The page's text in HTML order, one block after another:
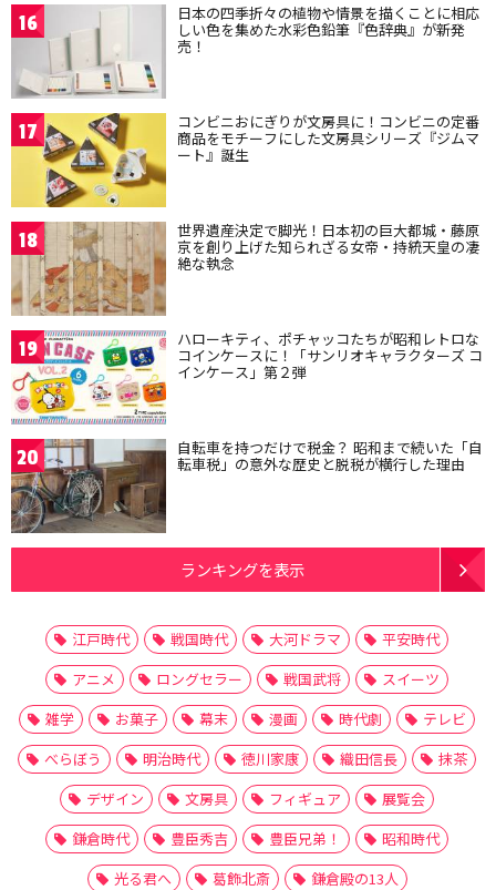
16 日本の四季折々の植物や情景を描くことに相応
しい色を集めた水彩色鉛筆『色辞典』が新発
売！
17 コンビニおにぎりが文房具に！コンビニの定番
商品をモチーフにした文房具シリーズ『ジムマ
ート』誕生
18 世界遺産決定で脚光！日本初の巨大都城・藤原
京を創り上げた知られざる女帝・持統天皇の凄
絶な執念
19 ハローキティ、ポチャッコたちが昭和レトロな
コインケースに！「サンリオキャラクターズ コ
インケース」第２弾
20 自転車を持つだけで税金？ 昭和まで続いた「自
転車税」の意外な歴史と脱税が横行した理由
ランキングを表示
江戸時代 戦国時代 大河ドラマ
平安時代
アニメ
ロングセラー 戦国武将
スイーツ
雑学
お菓子 幕末 漫画 時代劇
テレビ
べらぼう
明治時代 徳川家康 織田信長
抹茶
デザイン
文房具 フィギュア
展覧会
鎌倉時代
豊臣秀吉 豊臣兄弟！
昭和時代
光る君へ
葛飾北斎 鎌倉殿の13人